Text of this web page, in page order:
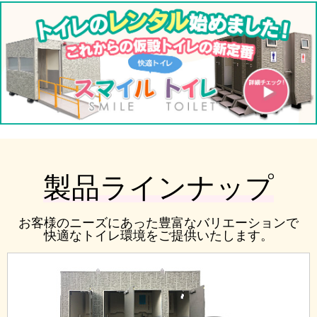
製品ラインナップ
お客様のニーズにあった豊富なバリエーションで
快適なトイレ環境をご提供いたします。